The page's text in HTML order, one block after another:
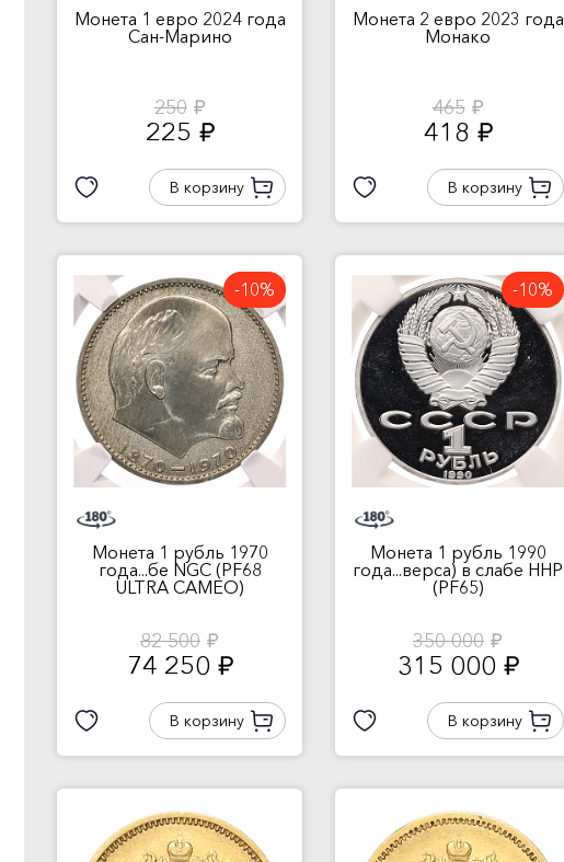
Монета 1 евро 2024 года
Сан-Марино
250 руб.
225 руб.
В корзину
Монета 2 евро 2023 года
Монако
465 руб.
418 руб.
В корзину
-10%
Монета 1 рубль 1970
года...бе NGC (PF68
ULTRA CAMEO)
82 500 руб.
74 250 руб.
В корзину
-10%
Монета 1 рубль 1990
года...верса) в слабе ННР
(PF65)
350 000 руб.
315 000 руб.
В корзину